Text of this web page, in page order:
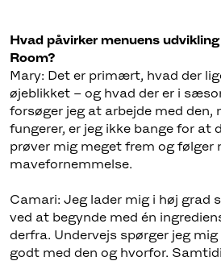
Hvad påvirker menuens
Room?
Mary: Det er primært, hvad der
øjeblikket – og hvad der er i
forsøger jeg at arbejde med den,
fungerer, er jeg ikke bange for at
prøver mig meget frem og følger
mavefornemmelse.
Camari: Jeg lader mig i høj grad
ved at begynde med én
derfra. Undervejs spørger jeg mig
godt med den og hvorfor.